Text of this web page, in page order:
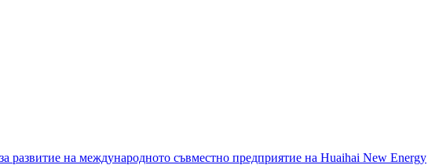
развитие на международното съвместно предприятие на Huaihai New Energy